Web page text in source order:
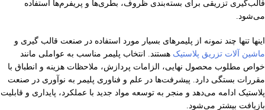
قالب‌گیری تزریقی برای بسته‌بندی ظروف، بطری‌ها و پریفرم‌ها استفاده
می‌شود.
اینها تنها چند نمونه از پلیمرهای بسیار مورد استفاده در صنعت قالب گیری و
ماشین آلات تزریق پلاستیک هستند. انتخاب پلیمر مناسب به عواملی مانند
خواص مطلوب محصول نهایی، الزامات پردازش، ملاحظات هزینه و انطباق با
مقررات بستگی دارد. پیشرفت‌ها در علم و فناوری پلیمر به نوآوری در صنعت
پلاستیک ادامه می‌دهد و منجر به توسعه مواد جدید با عملکرد، پایداری و قابلیت
بازیافت بیشتر می‌شود.